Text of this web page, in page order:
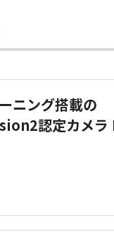
ニング搭載の
認定カメラ